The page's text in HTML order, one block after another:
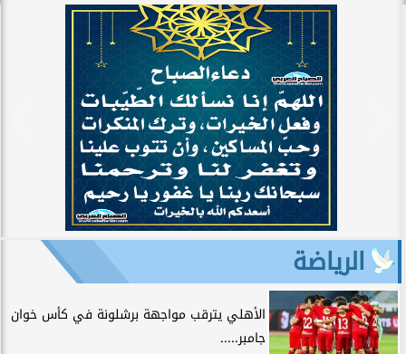
الرياضة
الأهلي يترقب مواجهة برشلونة في كأس خوان
جامبر.....